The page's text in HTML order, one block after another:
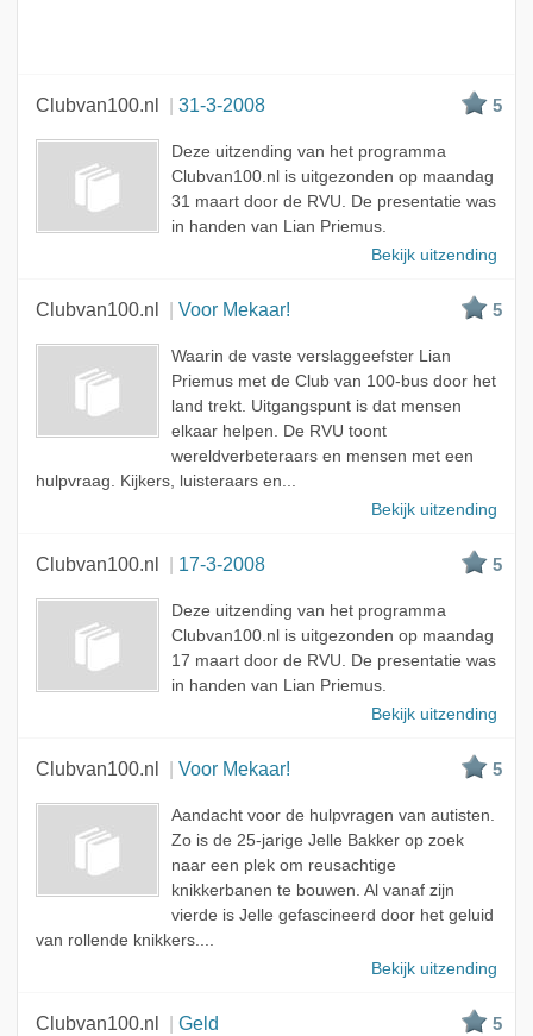
Clubvan100.nl 31-3-2008 5
Deze uitzending van het programma
Clubvan100.nl is uitgezonden op maandag
31 maart door de RVU. De presentatie was
in handen van Lian Priemus.
Bekijk uitzending
Clubvan100.nl Voor Mekaar! 5
Waarin de vaste verslaggeefster Lian
Priemus met de Club van 100-bus door het
land trekt. Uitgangspunt is dat mensen
elkaar helpen. De RVU toont
wereldverbeteraars en mensen met een
hulpvraag. Kijkers, luisteraars en...
Bekijk uitzending
Clubvan100.nl 17-3-2008 5
Deze uitzending van het programma
Clubvan100.nl is uitgezonden op maandag
17 maart door de RVU. De presentatie was
in handen van Lian Priemus.
Bekijk uitzending
Clubvan100.nl Voor Mekaar! 5
Aandacht voor de hulpvragen van autisten.
Zo is de 25-jarige Jelle Bakker op zoek
naar een plek om reusachtige
knikkerbanen te bouwen. Al vanaf zijn
vierde is Jelle gefascineerd door het geluid
van rollende knikkers....
Bekijk uitzending
Clubvan100.nl Geld 5